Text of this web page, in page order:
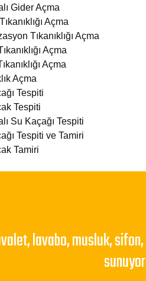
Gider Açma
Açma
Tıkanıklığı Açma
Açma
Açma
Açma
Tespiti
Tespiti
Su Kaçağı Tespiti
Tespiti ve Tamiri
Tamiri
lavabo, musluk,